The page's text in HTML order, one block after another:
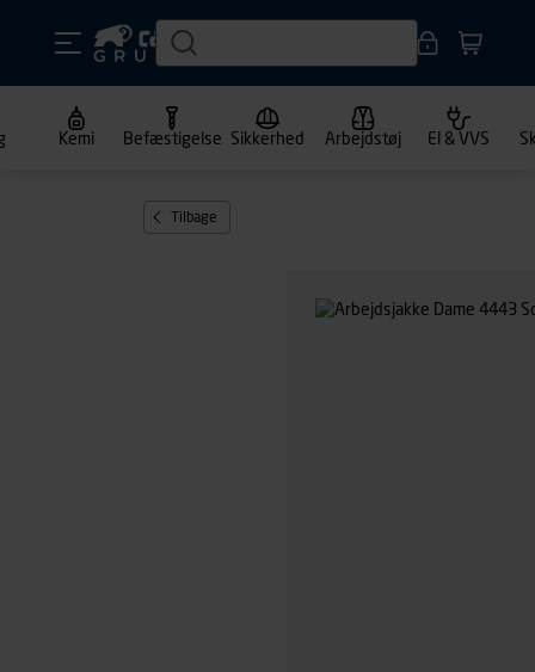
Kemi Befæstigelse Sikkerhed Arbejdstøj El & VVS
Tilbage